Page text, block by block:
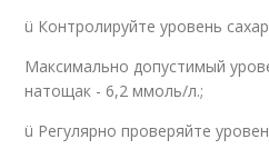
ü Контролируйте уровень
Максимально допустимый
натощак - 6,2 ммоль/л.;
ü Регулярно проверяйте